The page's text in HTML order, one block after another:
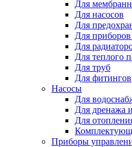
Для
Для насосов
Для
Для приборов
Для
Для теплого
Для труб
Для фитингов
Насосы
Для
Для дренажа
Для
Приборы